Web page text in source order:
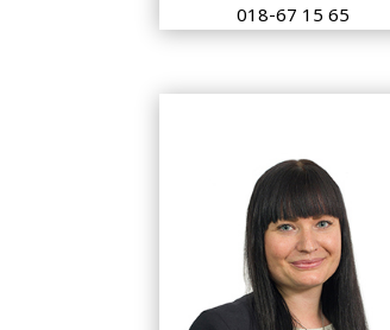
018-67 15 65